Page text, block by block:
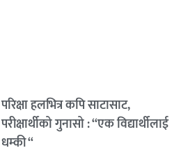
परिक्षा हलभित्र कपि साटासाट,
परीक्षार्थीको गुनासो : “एक विद्यार्थीलाई
धम्की “